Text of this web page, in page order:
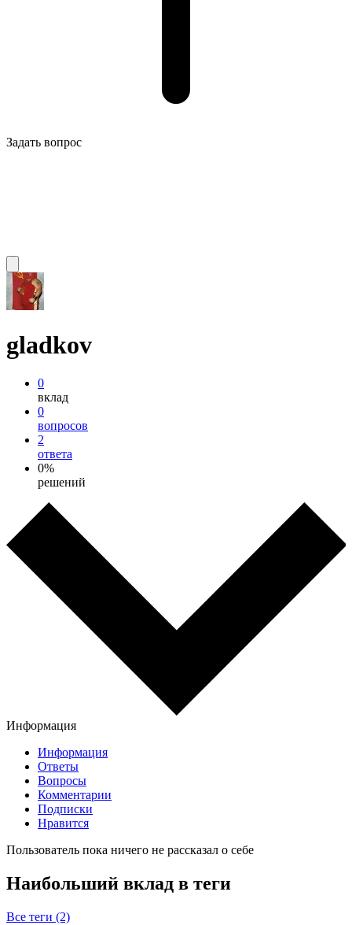
Задать вопрос
gladkov
0
вклад
0
вопросов
2
ответа
0%
решений
Информация
Информация
Ответы
Вопросы
Комментарии
Подписки
Нравится
Пользователь пока ничего не рассказал о себе
Наибольший вклад в теги
Все теги (2)